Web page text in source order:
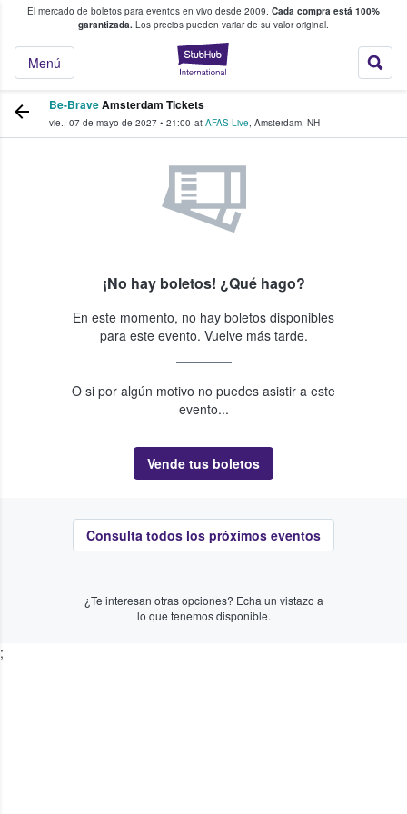
El mercado de boletos para eventos en vivo desde 2009. Cada compra está 100%
garantizada. Los precios pueden variar de su valor original.
StubHub: donde
Menú
fans compran y venden boletos
Be-BraveAmsterdam Tickets
vie., 07 de mayo de 2027 • 21:00 at AFAS Live, Amsterdam, NH
¡No hay boletos! ¿Qué hago?
En este momento, no hay boletos disponibles
para este evento. Vuelve más tarde.
O si por algún motivo no puedes asistir a este
evento...
Vende tus boletos
Consulta todos los próximos eventos
¿Te interesan otras opciones? Echa un vistazo a
lo que tenemos disponible.
;